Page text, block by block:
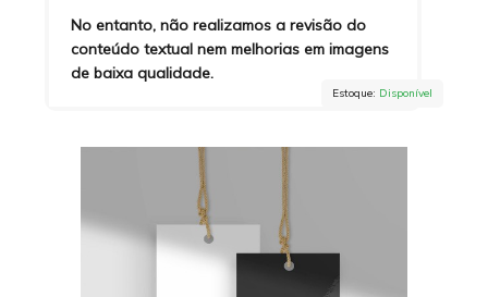
No entanto, não realizamos a revisão do
conteúdo textual nem melhorias em imagens
de baixa qualidade.
Estoque: Disponível